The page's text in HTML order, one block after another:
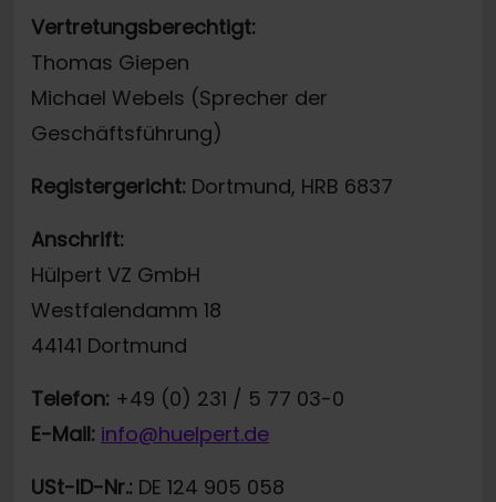
Vertretungsberechtigt:
Thomas Giepen
Michael Webels (Sprecher der
Geschäftsführung)
Registergericht: Dortmund, HRB 6837
Anschrift:
Hülpert VZ GmbH
Westfalendamm 18
44141 Dortmund
Telefon: +49 (0) 231 / 5 77 03-0
E-Mail: info@huelpert.de
USt-ID-Nr.: DE 124 905 058